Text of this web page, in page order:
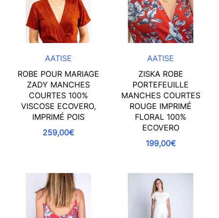
AATISE
ROBE POUR MARIAGE
ZADY MANCHES
COURTES 100%
VISCOSE ECOVERO,
IMPRIMÉ POIS
259,00€
AATISE
ZISKA ROBE
PORTEFEUILLE
MANCHES COURTES
ROUGE IMPRIMÉ
FLORAL 100%
ECOVERO
199,00€